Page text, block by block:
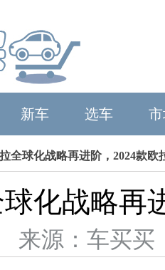
新车 选车
全球化战略再进阶，2024款欧
化战略再
来源：车买